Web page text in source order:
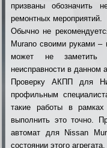
призваны обозначить
ремонтных мероприятий.
Обычно не
Murano своими руками
может не заметить
неисправности в данном
Проверку АКПП для
профильным
такие работы в рамках
выполнить это точно.
автомат для Nissan
состоянии этого агрегата.